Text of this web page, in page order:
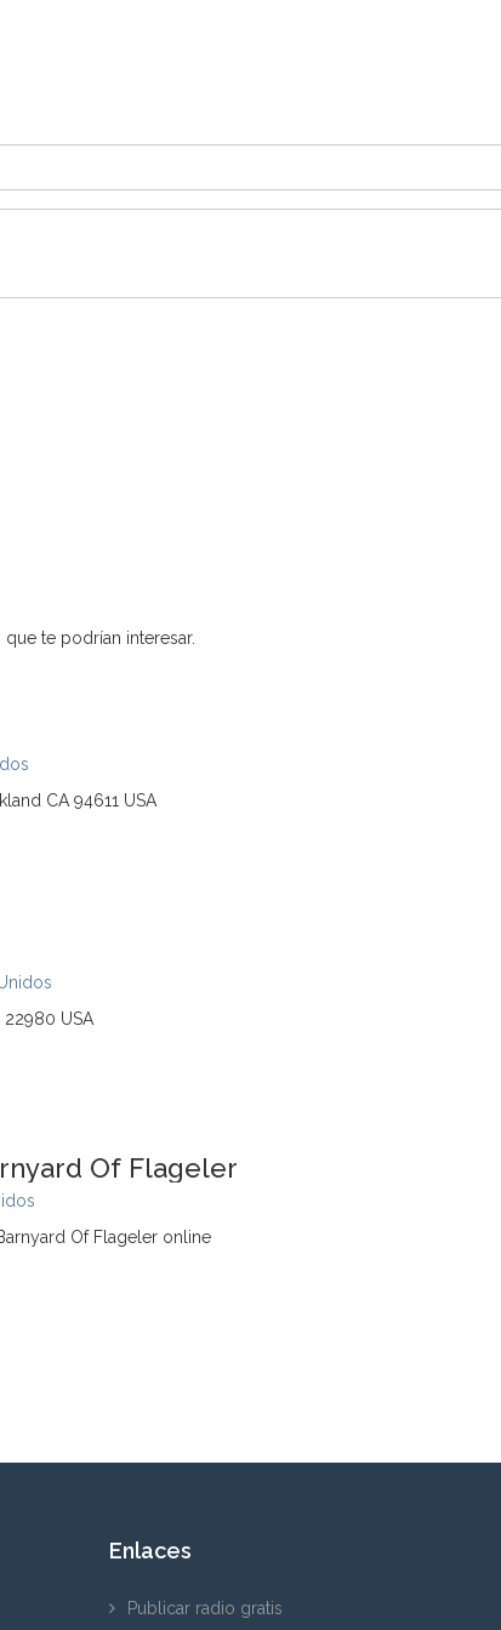
que te podrían interesar.
CA 94611 USA
22980 USA
Of Flageler
Of Flageler online
Enlaces
Publicar radio gratis